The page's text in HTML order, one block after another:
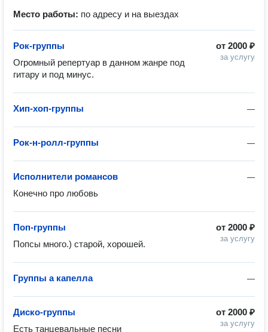
Место работы: по адресу и на выездах
от 2000 ₽
за услугу
Рок-группы
Огромный репертуар в данном жанре под
гитару и под минус.
—
Хип-хоп-группы
—
Рок-н-ролл-группы
—
Исполнители романсов
Конечно про любовь
от 2000 ₽
за услугу
Поп-группы
Попсы много.) старой, хорошей.
—
Группы а капелла
от 2000 ₽
за услугу
Диско-группы
Есть танцевальные песни